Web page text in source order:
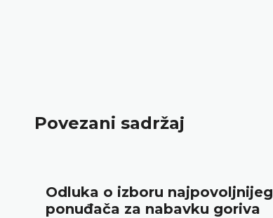
Povezani sadržaj
Odluka o izboru najpovoljnijeg
ponuđača za nabavku goriva